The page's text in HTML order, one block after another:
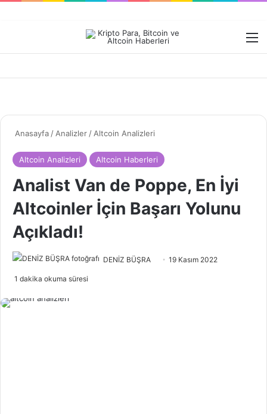
Dış görünümü değiştir
Anasayfa / Analizler / Altcoin Analizleri
Altcoin Analizleri Altcoin Haberleri
Analist Van de Poppe, En İyi
Altcoinler İçin Başarı Yolunu
Açıkladı!
DENİZ BÜŞRA 19 Kasım 2022
1 dakika okuma süresi